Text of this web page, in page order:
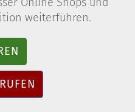
weiterführen.